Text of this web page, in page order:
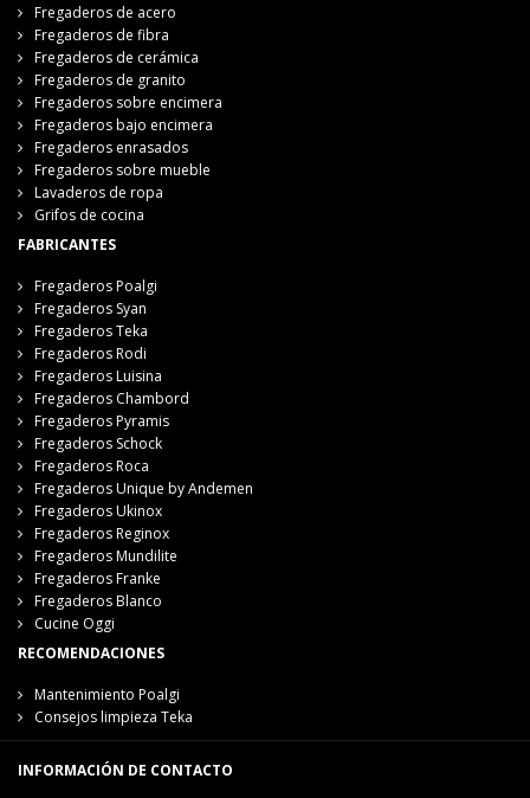
Fregaderos de acero
Fregaderos de fibra
Fregaderos de cerámica
Fregaderos de granito
Fregaderos sobre encimera
Fregaderos bajo encimera
Fregaderos enrasados
Fregaderos sobre mueble
Lavaderos de ropa
Grifos de cocina
FABRICANTES
Fregaderos Poalgi
Fregaderos Syan
Fregaderos Teka
Fregaderos Rodi
Fregaderos Luisina
Fregaderos Chambord
Fregaderos Pyramis
Fregaderos Schock
Fregaderos Roca
Fregaderos Unique by Andemen
Fregaderos Ukinox
Fregaderos Reginox
Fregaderos Mundilite
Fregaderos Franke
Fregaderos Blanco
Cucine Oggi
RECOMENDACIONES
Mantenimiento Poalgi
Consejos limpieza Teka
INFORMACIÓN DE CONTACTO